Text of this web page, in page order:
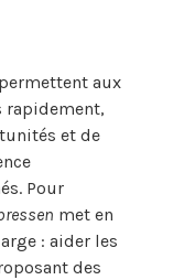
aux
rapidement,
et de
Pour
met en
: aider les
des